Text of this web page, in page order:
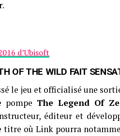
.
d’Ubisoft
OF THE WILD FAIT
le jeu et officialisé une
pompe The Legend Of
éditeur et
titre où Link pourra